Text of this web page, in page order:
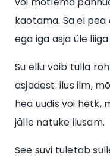
kaotama. Sa ei
ega iga asja üle
Su ellu võib tulla
asjadest: ilus ilm,
hea uudis või hetk,
jälle natuke ilusam.
See suvi tuletab